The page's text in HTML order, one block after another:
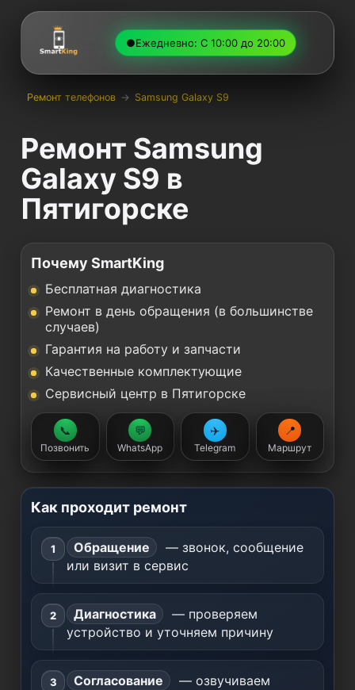
●Ежедневно: С 10:00 до 20:00
Ремонт телефонов → Samsung Galaxy S9
Ремонт Samsung
Galaxy S9 в
Пятигорске
Почему SmartKing
Бесплатная диагностика
Ремонт в день обращения (в большинстве
случаев)
Гарантия на работу и запчасти
Качественные комплектующие
Сервисный центр в Пятигорске
📞
Позвонить
💬
WhatsApp
✈️
Telegram
📍
Маршрут
Как проходит ремонт
Обращение
— звонок, сообщение
или визит в сервис
Диагностика
— проверяем
устройство и уточняем причину
Согласование
— озвучиваем